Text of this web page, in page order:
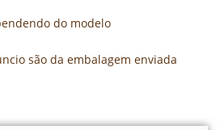
do modelo
são da embalagem enviada